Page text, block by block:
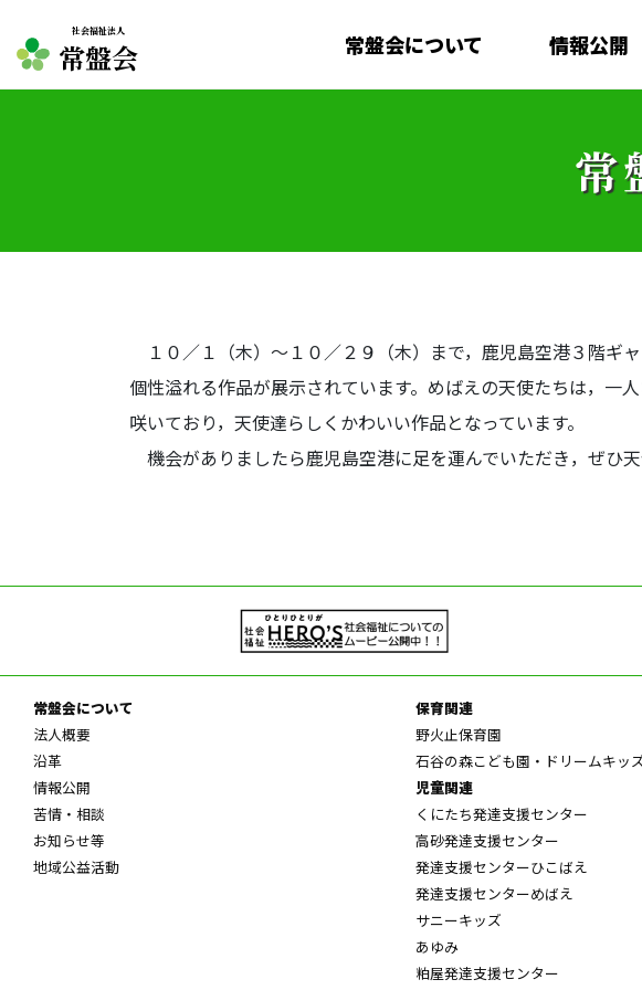
社会福祉法人
常盤会 常盤会について 情報公開
常
１０／１（木）～１０／２９（木）まで，鹿児島空港３階ギ
個性溢れる作品が展示されています。めばえの天使たちは，一
咲いており，天使達らしくかわいい作品となっています。
機会がありましたら鹿児島空港に足を運んでいただき，ぜひ
常盤会について
法人概要
沿革
情報公開
苦情・相談
お知らせ等
地域公益活動
保育関連
野火止保育園
石谷の森こども園・ドリームキッ
児童関連
くにたち発達支援センター
高砂発達支援センター
発達支援センターひこばえ
発達支援センターめばえ
サニーキッズ
あゆみ
粕屋発達支援センター